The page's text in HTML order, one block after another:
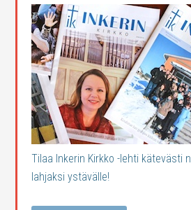
Tilaa Inkerin Kirkko -lehti kätevästi
lahjaksi ystävälle!